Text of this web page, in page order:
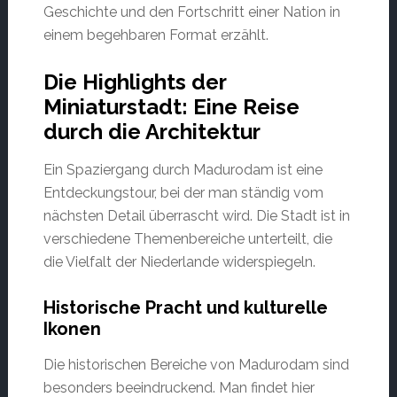
Geschichte und den Fortschritt einer Nation in
einem begehbaren Format erzählt.
Die Highlights der
Miniaturstadt: Eine Reise
durch die Architektur
Ein Spaziergang durch Madurodam ist eine
Entdeckungstour, bei der man ständig vom
nächsten Detail überrascht wird. Die Stadt ist in
verschiedene Themenbereiche unterteilt, die
die Vielfalt der Niederlande widerspiegeln.
Historische Pracht und kulturelle
Ikonen
Die historischen Bereiche von Madurodam sind
besonders beeindruckend. Man findet hier